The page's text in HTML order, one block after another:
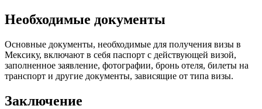
Необходимые документы
Основные документы, необходимые для получения визы в
Мексику, включают в себя паспорт с действующей визой,
заполненное заявление, фотографии, бронь отеля, билеты на
транспорт и другие документы, зависящие от типа визы.
Заключение